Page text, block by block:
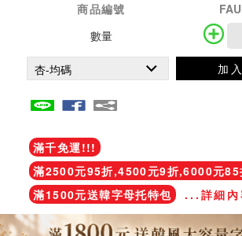
商品編號
數量
加
滿千免運!!!
滿2500元95折,4500元9折,6000元85
滿1500元送韓字母托特包
...詳細內